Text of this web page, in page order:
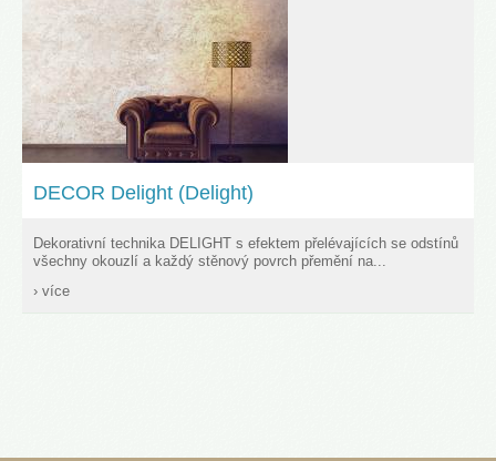
DECOR Delight (Delight)
Dekorativní technika DELIGHT s efektem přelévajících se odstínů
všechny okouzlí a každý stěnový povrch přemění na...
› více